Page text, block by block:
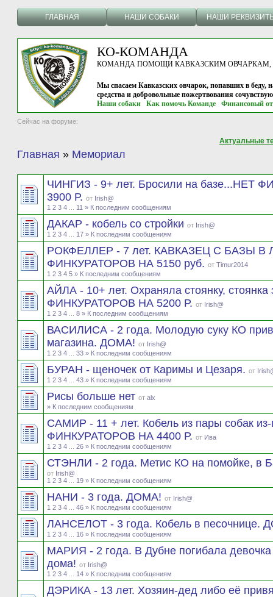
ГЛАВНАЯ НАШИ СОБАКИ НАШИ
КО-КОМАНДА
КОМАНДА ПОМОЩИ КАВКАЗСКИМ ОВЧАРКАМ, г.
Мы спасаем Кавказских овчарок, попавших в беду,
средства и добровольные пожертвования
Наши собаки
Как помочь Команде Финансовый
Сейчас на форуме:
Актуальные
Главная » Мемориал
ЧИНГИЗ - 9+ лет. Бросили на базе...НЕТ
3900 Р. от Irish@
1 2 3 4 11 » К последним сообщениям
ДАКАР - кобель со стройки от Irish@
1 2 3 4 17 » К последним сообщениям
РОКФЕЛЛЕР - 7 лет. КАВКАЗЕЦ С БАЗЫ
ФИНКУРАТОРОВ НА 5150 руб. от Timur2014
1 2 3 4 5 » К последним сообщениям
АЙЛА - 10+ лет. Охраняла стоянку,
ФИНКУРАТОРОВ НА 5200 Р. от Irish@
1 2 3 4 8 » К последним сообщениям
ВАСИЛИСА - 2 года. Молодую суку КО
магазина. ДОМА! от Irish@
1 2 3 4 33 » К последним сообщениям
БУРАН - щеночек от Каримы и Цезаря. от
1 2 3 4 43 » К последним сообщениям
Рисы больше нет от alx
» К последним сообщениям
САМИР - 11 + лет. Кобель из пары собак
ФИНКУРАТОРОВ НА 4400 Р. от Ива
1 2 3 4 26 » К последним сообщениям
СТЭНЛИ - 2 года. Метис КО на помойке, в
от Irish@
1 2 3 4 19 » К последним сообщениям
НАНИ - 3 года. ДОМА! от Irish@
1 2 3 4 46 » К последним сообщениям
ЛАНСЕЛОТ - 3 года. Кобель в песочнице.
1 2 3 4 16 » К последним сообщениям
МАРИЯ - 2 года. В Дубне погибала девочка
дома! от Irish@
1 2 3 4 14 » К последним сообщениям
ДЭРИКА - 13 лет. Хозяин-дед либо её